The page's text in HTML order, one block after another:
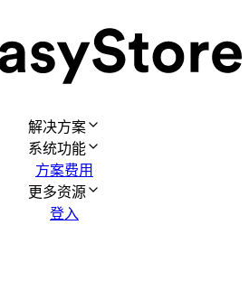
解决方案
系统功能
方案费用
更多资源
登入